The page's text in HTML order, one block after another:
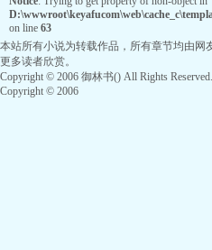
on line 63
本站所有小说为转载作品，所有章节均由
更多读者欣赏。
Copyright © 2006 御林书() All Rights Reserved.
Copyright © 2006